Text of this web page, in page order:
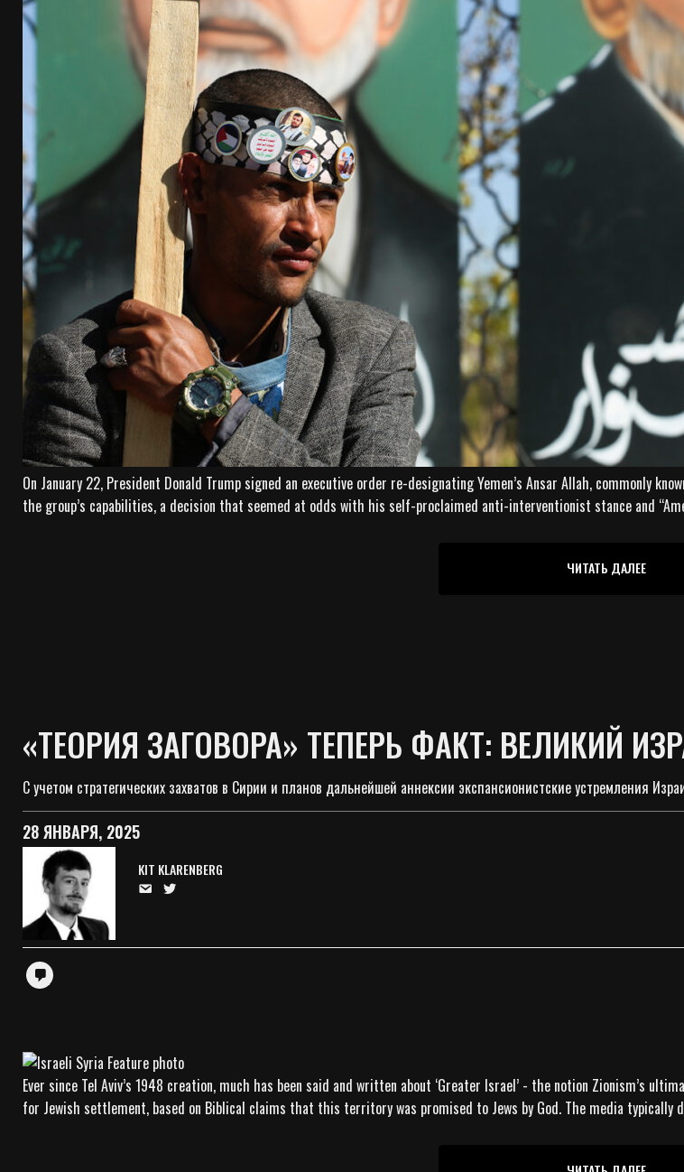
On January 22, President Donald Trump signed an executive order re-designating Yemen’s Ansar Allah, commonly
the group’s capabilities, a decision that seemed at odds with his self-proclaimed anti-interventionist stance and
ЧИТАТЬ ДАЛЕЕ
«ТЕОРИЯ ЗАГОВОРА» ТЕПЕРЬ ФАКТ: ВЕЛИКИЙ
С учетом стратегических захватов в Сирии и планов дальнейшей аннексии экспансионистские устремления
28 ЯНВАРЯ, 2025
KIT KLARENBERG
Ever since Tel Aviv’s 1948 creation, much has been said and written about ‘Greater Israel’ - the notion Zionism’s
for Jewish settlement, based on Biblical claims that this territory was promised to Jews by God. The media typically